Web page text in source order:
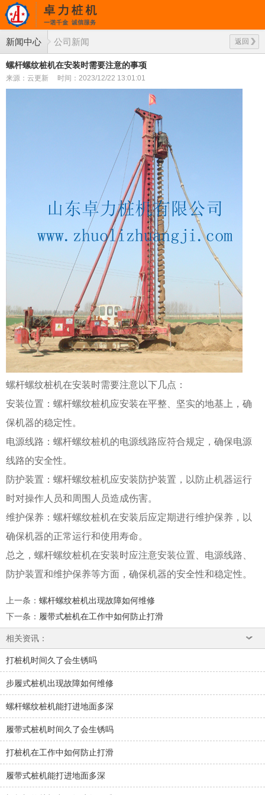
新闻中心 返回
公司新闻
螺杆螺纹桩机在安装时需要注意的事项
来源：云更新 时间：2023/12/22 13:01:01
螺杆螺纹桩机在安装时需要注意以下几点：
安装位置：螺杆螺纹桩机应安装在平整、坚实的地基上，确
保机器的稳定性。
电源线路：螺杆螺纹桩机的电源线路应符合规定，确保电源
线路的安全性。
防护装置：螺杆螺纹桩机应安装防护装置，以防止机器运行
时对操作人员和周围人员造成伤害。
维护保养：螺杆螺纹桩机在安装后应定期进行维护保养，以
确保机器的正常运行和使用寿命。
总之，螺杆螺纹桩机在安装时应注意安装位置、电源线路、
防护装置和维护保养等方面，确保机器的安全性和稳定性。
上一条 ： 螺杆螺纹桩机出现故障如何维修
下一条 ： 履带式桩机在工作中如何防止打滑
相关资讯：
打桩机时间久了会生锈吗
步履式桩机出现故障如何维修
螺杆螺纹桩机能打进地面多深
履带式桩机时间久了会生锈吗
打桩机在工作中如何防止打滑
履带式桩机能打进地面多深